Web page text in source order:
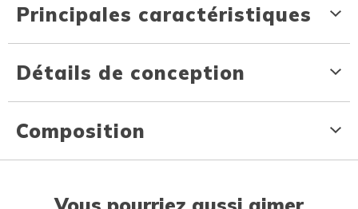
Principales caractéristiques
Détails de conception
Composition